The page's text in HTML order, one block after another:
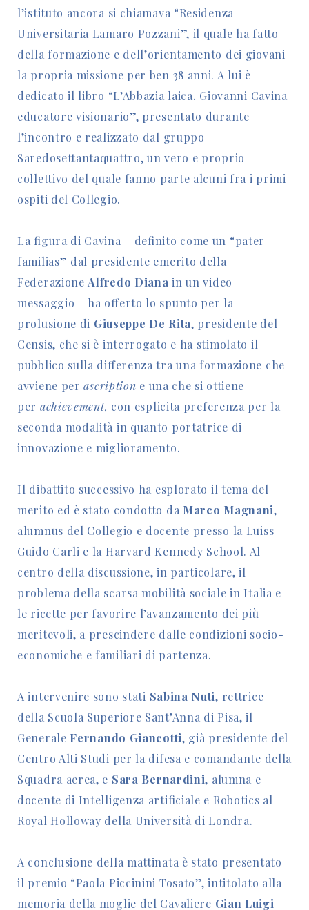
l’istituto ancora si chiamava “Residenza
Universitaria Lamaro Pozzani”, il quale ha fatto
della formazione e dell’orientamento dei giovani
la propria missione per ben 38 anni. A lui è
dedicato il libro “L’Abbazia laica. Giovanni Cavina
educatore visionario”, presentato durante
l’incontro e realizzato dal gruppo
Saredosettantaquattro, un vero e proprio
collettivo del quale fanno parte alcuni fra i primi
ospiti del Collegio.
La figura di Cavina – definito come un “pater
familias” dal presidente emerito della
FederazioneAlfredo Diana in un video
messaggio – ha offerto lo spunto per la
prolusione di Giuseppe De Rita, presidente del
Censis, che si è interrogato e ha stimolato il
pubblico sulla differenza tra una formazione che
avviene perascription e una che si ottiene
per achievement, con esplicita preferenza per la
seconda modalità in quanto portatrice di
innovazione e miglioramento.
Il dibattito successivo ha esplorato il tema del
merito ed è stato condotto da Marco Magnani,
alumnus del Collegio e docente presso la Luiss
Guido Carli e la Harvard Kennedy School. Al
centro della discussione, in particolare, il
problema della scarsa mobilità sociale in Italia e
le ricette per favorire l’avanzamento dei più
meritevoli, a prescindere dalle condizioni socio-
economiche e familiari di partenza.
A intervenire sono stati Sabina Nuti, rettrice
della Scuola Superiore Sant’Anna di Pisa, il
Generale Fernando Giancotti, già presidente del
Centro Alti Studi per la difesa e comandante della
Squadra aerea, e Sara Bernardini, alumna e
docente di Intelligenza artificiale e Robotics al
Royal Holloway della Università di Londra.
A conclusione della mattinata è stato presentato
il premio “Paola Piccinini Tosato”, intitolato alla
memoria della moglie del Cavaliere Gian Luigi